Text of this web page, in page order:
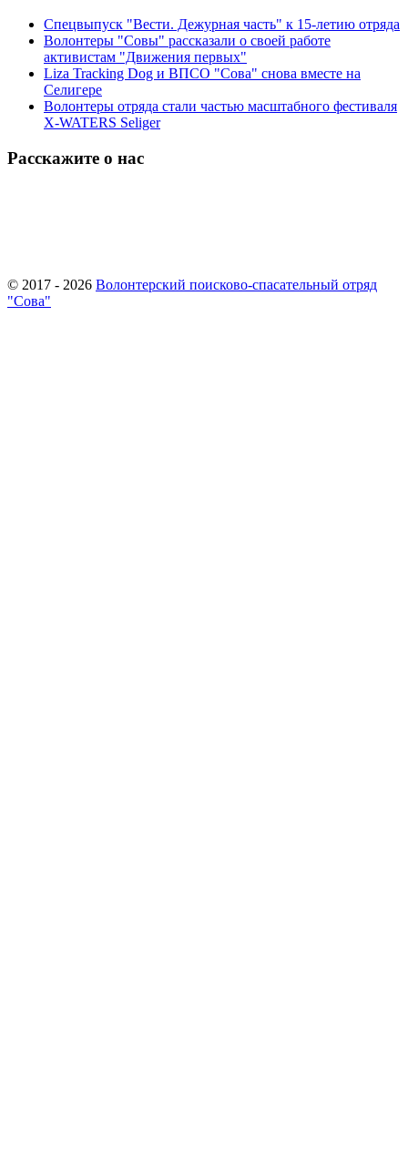
Спецвыпуск "Вести. Дежурная часть" к 15-летию отряда
Волонтеры "Совы" рассказали о своей работе
активистам "Движения первых"
Liza Tracking Dog и ВПСО "Сова" снова вместе на
Селигере
Волонтеры отряда стали частью масштабного фестиваля
X-WATERS Seliger
Расскажите о нас
© 2017 - 2026 Волонтерский поисково-спасательный отряд
"Сова"